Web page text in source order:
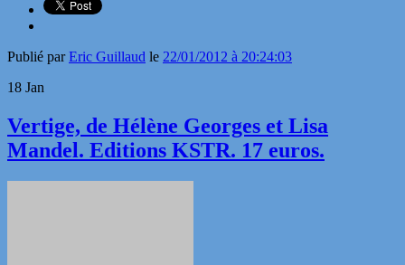
Publié parEric Guillaud le 22/01/2012 à 20:24:03
18 Jan
Vertige, de Hélène Georges et Lisa
Mandel. Editions KSTR. 17 euros.